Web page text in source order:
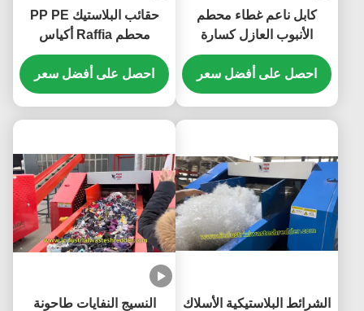
كابل ناعم غطاء محطم
الأنبوب العازل كسارة
الأدوات الصلبة ذات القوة
العالية السعة الكبيرة
احصل على أفضل سعر
حقائب البلاستيك PP PE
محطم Raffia أكياس
منسوجة طاحونة أكياس
التسوق كسارة سعة كبيرة
احصل على أفضل سعر
الشرائط البلاستيكية الأسلاك
النسيج النفايات طاحونة